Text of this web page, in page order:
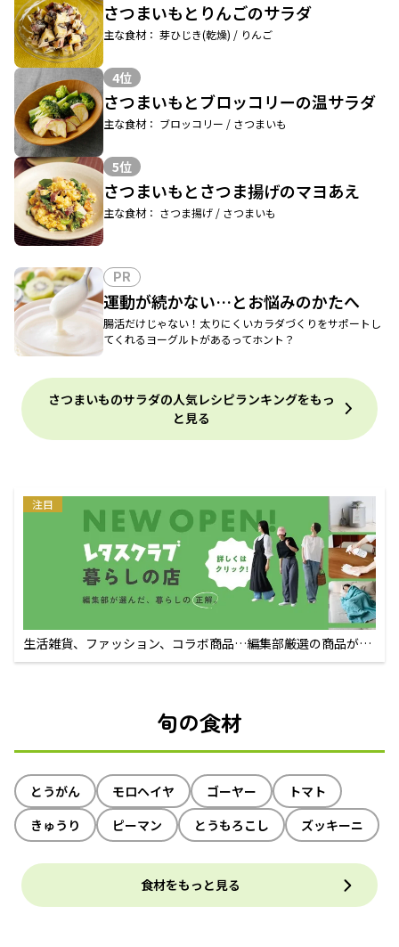
さつまいもとりんごのサラダ
主な食材： 芽ひじき(乾燥) / りんご
4位
さつまいもとブロッコリーの温サラダ
主な食材： ブロッコリー / さつまいも
5位
さつまいもとさつま揚げのマヨあえ
主な食材： さつま揚げ / さつまいも
PR
運動が続かない…とお悩みのかたへ
腸活だけじゃない！太りにくいカラダづくりをサポートし
てくれるヨーグルトがあるってホント？
さつまいものサラダの人気レシピランキングをもっ
と見る
注目
生活雑貨、ファッション、コラボ商品…編集部厳選の商品が買
えるECサイト
旬の食材
とうがん モロヘイヤ ゴーヤー
トマト
きゅうり
ピーマン とうもろこし ズッキーニ
食材をもっと見る